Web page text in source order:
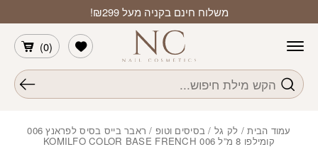
משלוח חינם בקניה מעל ₪299!
חיפוש
(
0
)
הרשימה שלי
עמוד הבית/ לק גל / בסיסים וטופ / ראבר בייס בסיס לפראנץ 006
קומילפו 8 מ”ל KOMILFO COLOR BASE FRENCH 006